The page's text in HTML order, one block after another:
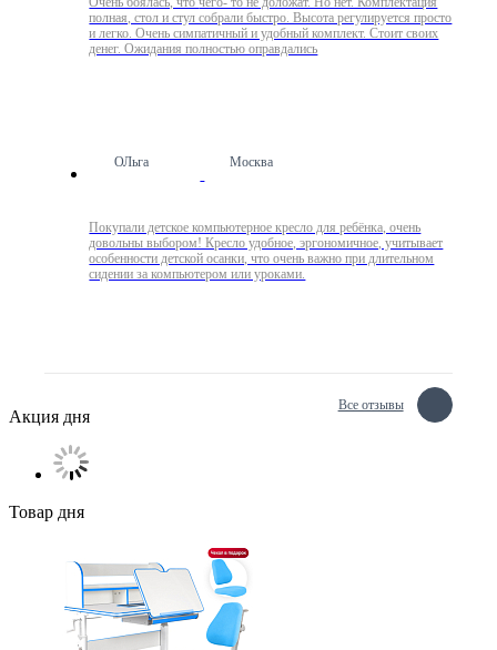
полная, стол и стул собрали быстро. Высота регулируется просто
и легко. Очень симпатичный и удобный комплект. Стоит своих
денег. Ожидания полностью оправдались
ОЛьга Москва
Покупали детское компьютерное кресло для ребёнка, очень
довольны выбором! Кресло удобное, эргономичное, учитывает
особенности детской осанки, что очень важно при длительном
сидении за компьютером или уроками.
Все отзывы
Акция дня
Товар дня